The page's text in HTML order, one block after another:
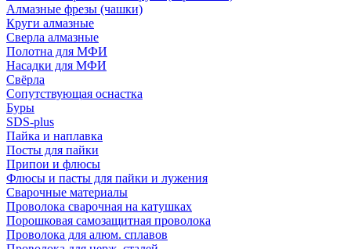
Алмазные фрезы (чашки)
Круги алмазные
Сверла алмазные
Полотна для МФИ
Насадки для МФИ
Свёрла
Сопутствующая оснастка
Буры
SDS-plus
Пайка и наплавка
Посты для пайки
Припои и флюсы
Флюсы и пасты для пайки и лужения
Сварочные материалы
Проволока сварочная на катушках
Порошковая самозащитная проволока
Проволока для алюм. сплавов